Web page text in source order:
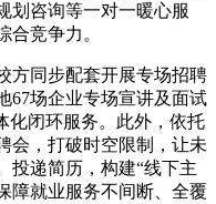
划咨询等一对一暖心服
合竞争力。
方同步配套开展专场招聘
67场企业专场宣讲及面试
闭环服务。此外，依托
会，打破时空限制，让未
投递简历，构建“线下主
障就业服务不间断、全覆